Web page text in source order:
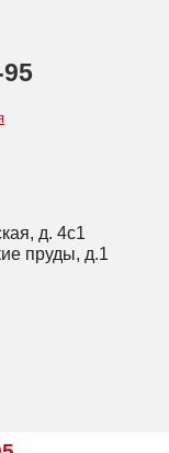
д. 4с1
пруды, д.1